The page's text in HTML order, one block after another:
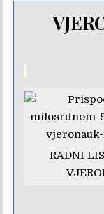
RADNI